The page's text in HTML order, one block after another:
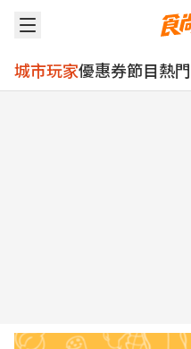
城市玩家優惠券節目熱門